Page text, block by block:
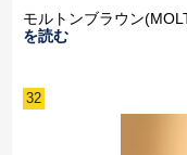
モルトンブラウン
を読む
32